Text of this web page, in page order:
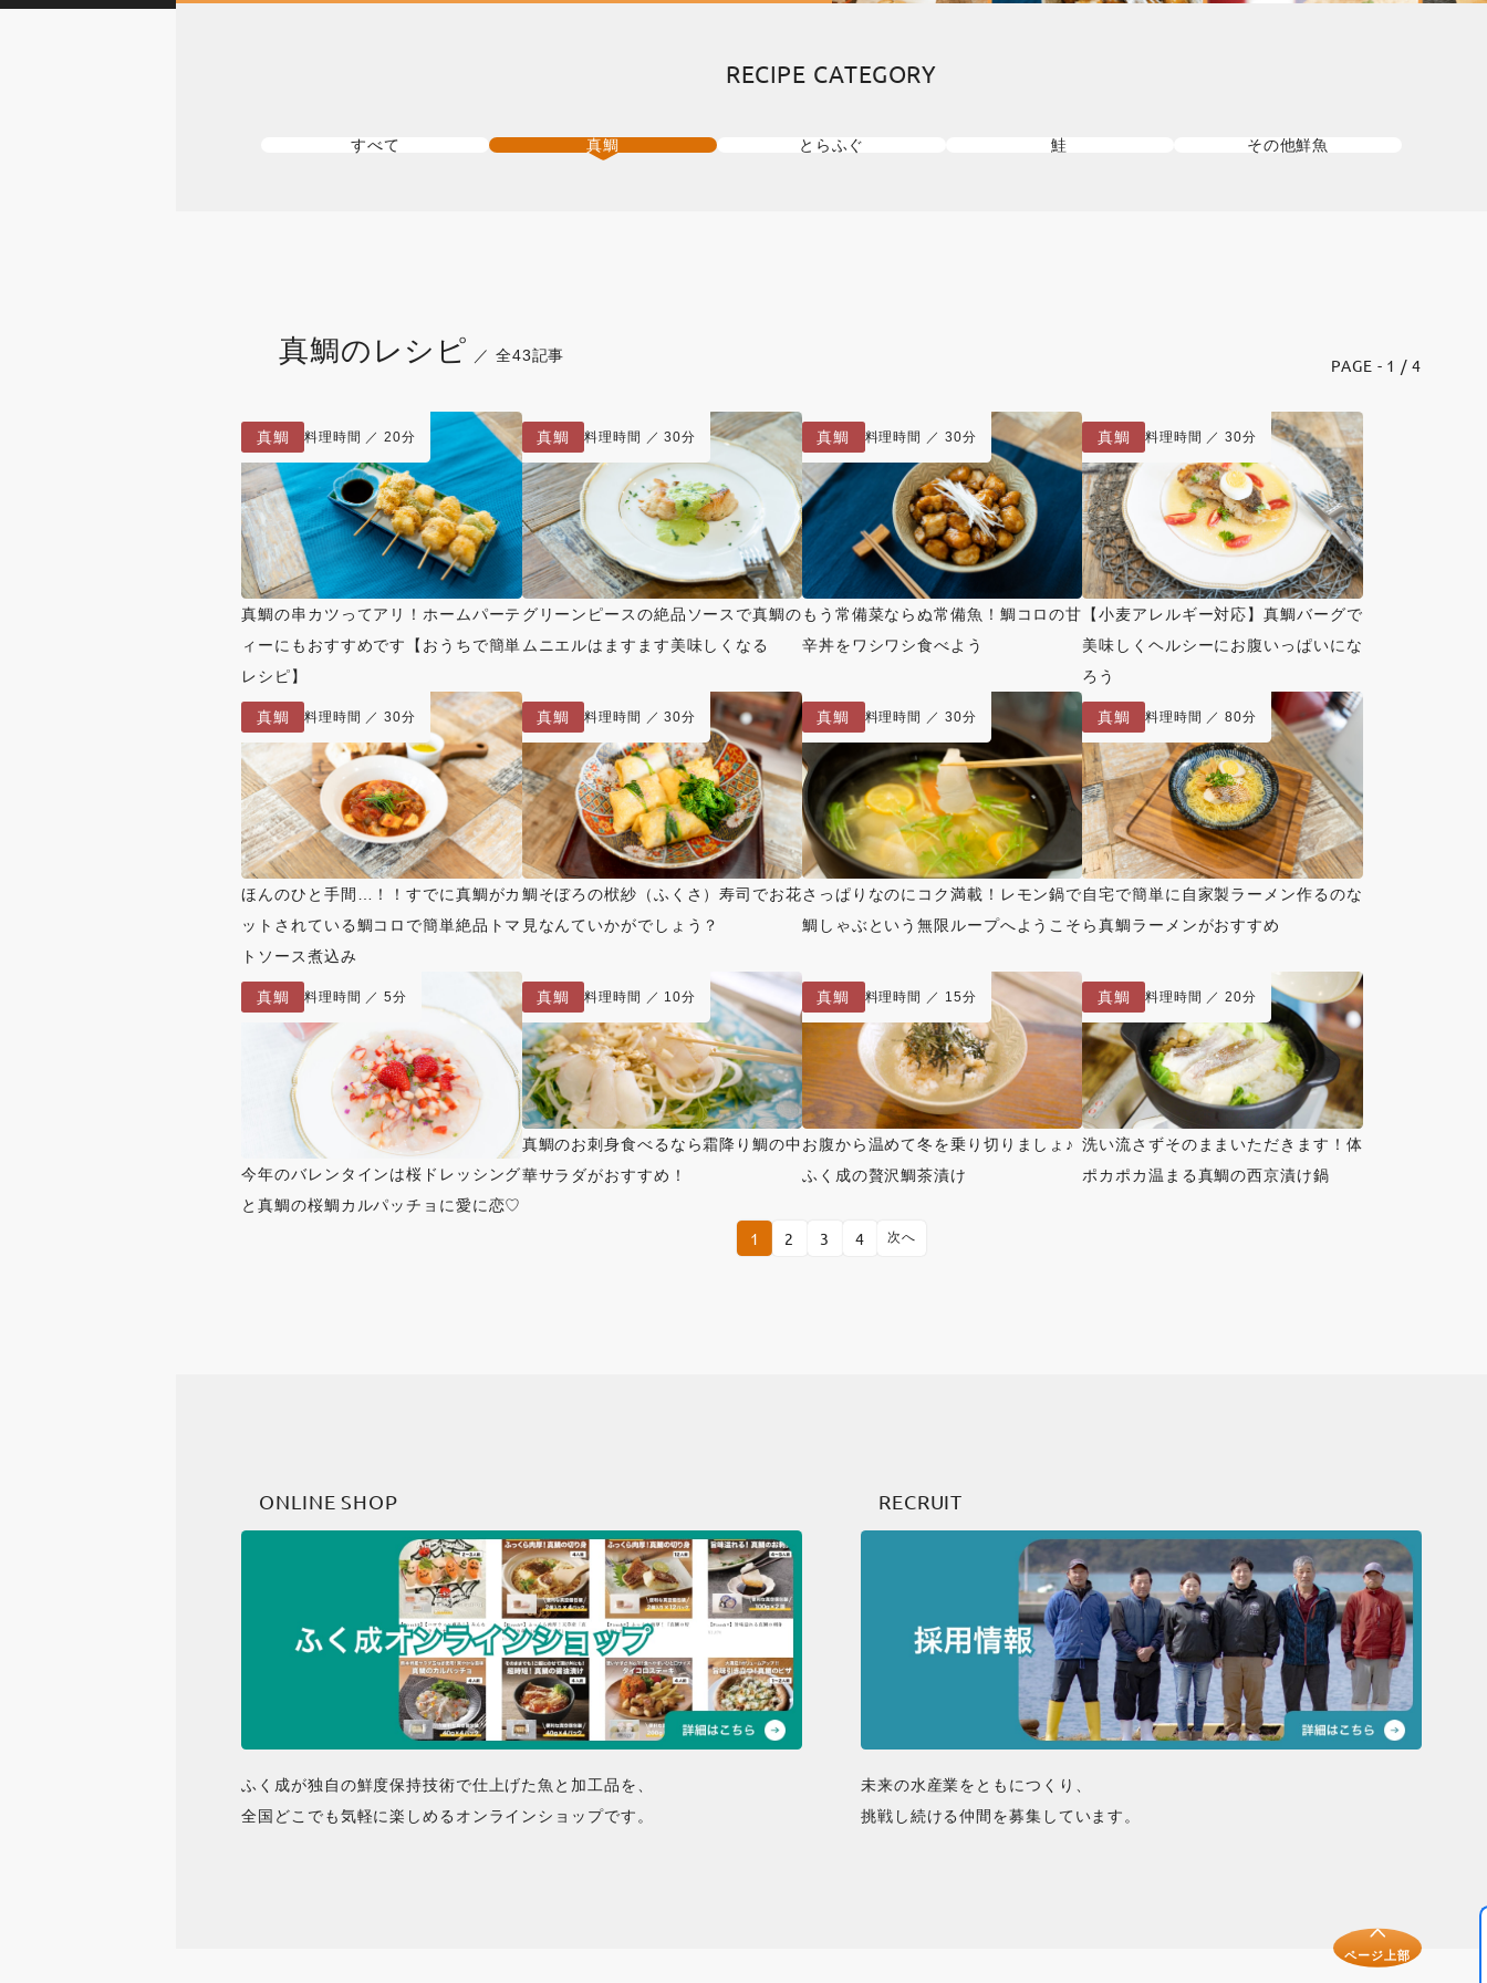
RECIPE CATEGORY
すべて 真鯛 とらふぐ 鮭 その他鮮魚
真鯛のレシピ ／ 全43記事 PAGE - 1 / 4
真鯛 料理時間 ／ 20分
真鯛の串カツってアリ！ホームパーテ
ィーにもおすすめです【おうちで簡単
レシピ】
真鯛 料理時間 ／ 30分
グリーンピースの絶品ソースで真鯛の
ムニエルはますます美味しくなる
真鯛 料理時間 ／ 30分
もう常備菜ならぬ常備魚！鯛コロの甘
辛丼をワシワシ食べよう
真鯛 料理時間 ／ 30分
【小麦アレルギー対応】真鯛バーグで
美味しくヘルシーにお腹いっぱいにな
ろう
真鯛 料理時間 ／ 30分
ほんのひと手間…！！すでに真鯛がカ
ットされている鯛コロで簡単絶品トマ
トソース煮込み
真鯛 料理時間 ／ 30分
鯛そぼろの栿紗（ふくさ）寿司でお花
見なんていかがでしょう？
真鯛 料理時間 ／ 30分
さっぱりなのにコク満載！レモン鍋で
鯛しゃぶという無限ループへようこそ
真鯛 料理時間 ／ 80分
自宅で簡単に自家製ラーメン作るのな
ら真鯛ラーメンがおすすめ
真鯛 料理時間 ／ 5分
今年のバレンタインは桜ドレッシング
と真鯛の桜鯛カルパッチョに愛に恋♡
真鯛 料理時間 ／ 10分
真鯛のお刺身食べるなら霜降り鯛の中
華サラダがおすすめ！
真鯛 料理時間 ／ 15分
お腹から温めて冬を乗り切りましょ♪
ふく成の贅沢鯛茶漬け
真鯛 料理時間 ／ 20分
洗い流さずそのままいただきます！体
ポカポカ温まる真鯛の西京漬け鍋
1 2 3 4 次へ
ONLINE SHOP
ふく成が独自の鮮度保持技術で仕上げた魚と加工品を、
全国どこでも気軽に楽しめるオンラインショップです。
RECRUIT
未来の水産業をともにつくり、
挑戦し続ける仲間を募集しています。
ページ上部